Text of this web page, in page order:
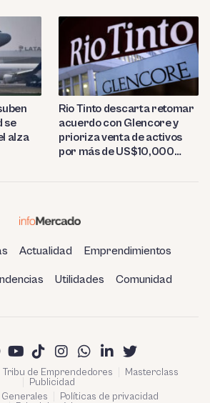
se
alza
Rio Tinto descarta retomar
acuerdo con Glencore y
prioriza venta de activos
por más de US$10,000
Actualidad Emprendimientos
Utilidades Comunidad
Tribu de Emprendedores
Masterclass
Publicidad
Políticas de privacidad